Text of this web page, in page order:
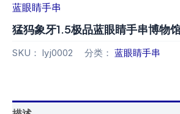
蓝眼睛手串
猛犸象牙1.5极品蓝眼睛手串博物
SKU： lyj0002 分类： 蓝眼睛手串